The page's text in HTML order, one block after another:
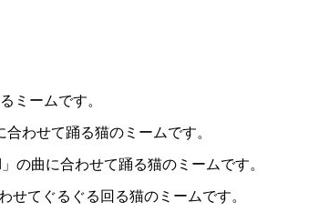
ミームです。
わせて踊る猫のミームです。
の曲に合わせて踊る猫のミームです。
せてぐるぐる回る猫のミームです。